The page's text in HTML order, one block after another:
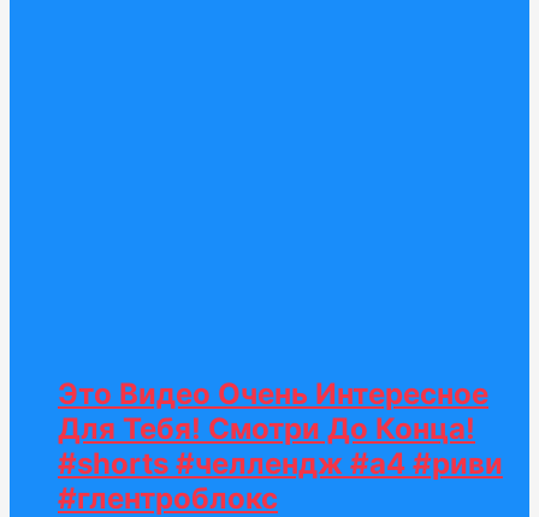
Это Видео Очень Интересное
Для Тебя! Смотри До Конца!
#shorts #челлендж #а4 #риви
#глентроблокс